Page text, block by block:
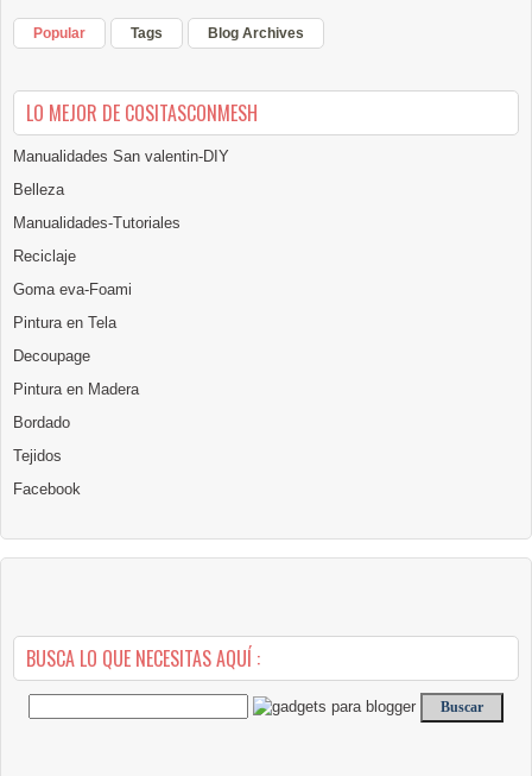
Popular Tags Blog Archives
LO MEJOR DE COSITASCONMESH
Manualidades San valentin-DIY
Belleza
Manualidades-Tutoriales
Reciclaje
Goma eva-Foami
Pintura en Tela
Decoupage
Pintura en Madera
Bordado
Tejidos
Facebook
BUSCA LO QUE NECESITAS AQUÍ :